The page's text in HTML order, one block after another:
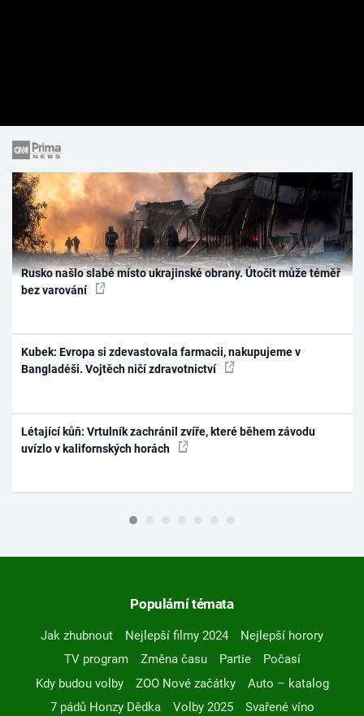
Rusko našlo slabé místo ukrajinské obrany. Útočit může téměř
bez varování
Kubek: Evropa si zdevastovala farmacii, nakupujeme v
Bangladéši. Vojtěch ničí zdravotnictví
Létající kůň: Vrtulník zachránil zvíře, které během závodu
uvízlo v kalifornských horách
Populární témata
Jak zhubnout Nejlepší filmy 2024
Nejlepší horory
TV program
Změna času Partie
Počasí
Kdy budou volby
ZOO Nové začátky
Auto – katalog
7 pádů Honzy Dědka
Volby 2025
Svařené víno